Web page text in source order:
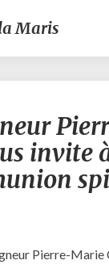
Maris
Pierre-
Marie
Carré
nous
invite
acte
de
invite
Pierre-Marie